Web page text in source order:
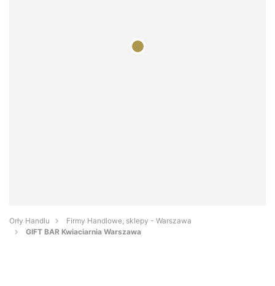
Orły Handlu
Firmy Handlowe, sklepy - Warszawa
GIFT BAR Kwiaciarnia Warszawa